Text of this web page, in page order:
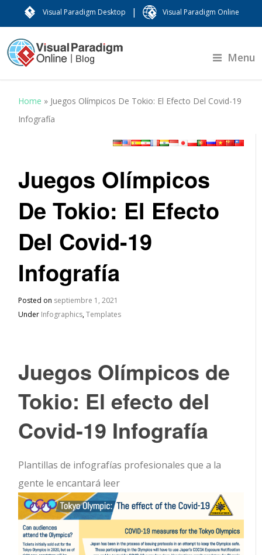
Visual Paradigm Desktop | Visual Paradigm Online
Menu
Home » Juegos Olímpicos De Tokio: El Efecto Del Covid-19
Infografía
Juegos Olímpicos
De Tokio: El Efecto
Del Covid-19
Infografía
Posted on septiembre 1, 2021
Under Infographics,Templates
Juegos Olímpicos de
Tokio: El efecto del
Covid-19 Infografía
Plantillas de infografías profesionales que a la
gente le encantará leer